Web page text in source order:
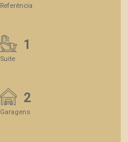
Referência
1
Suite
2
Garagens